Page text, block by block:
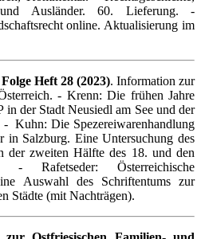
Ausländer. 60. Lieferung. -
online. Aktualisierung im
Heft 28 (2023). Information zur
- Krenn: Die frühen Jahre
der Stadt Neusiedl am See und der
- Kuhn: Die Spezereiwarenhandlung
in Salzburg. Eine Untersuchung des
der zweiten Hälfte des 18. und den
Rafetseder: Österreichische
Auswahl des Schriftentums zur
Städte (mit Nachträgen).